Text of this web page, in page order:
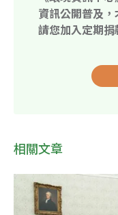
資訊公開普及
請您加入定期
相關文章